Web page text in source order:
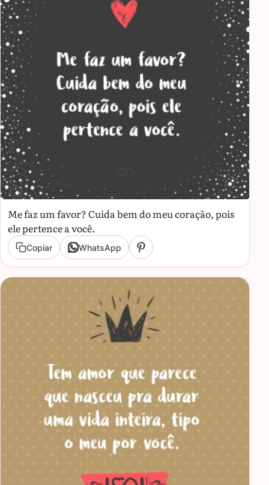
Me faz um favor? Cuida bem do meu coração, pois
ele pertence a você.
Copiar WhatsApp